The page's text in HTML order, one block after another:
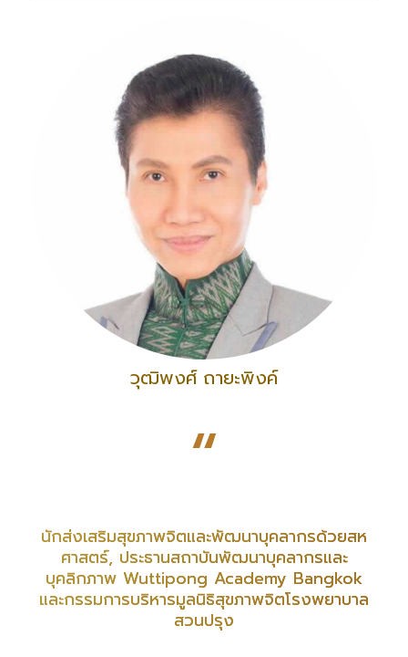
วุฒิพงศ์ ถายะพิงค์
“
นักส่งเสริมสุขภาพจิตและพัฒนาบุคลากรด้วยสห
ศาสตร์, ประธานสถาบันพัฒนาบุคลากรและ
บุคลิกภาพ Wuttipong Academy Bangkok
และกรรมการบริหารมูลนิธิสุขภาพจิตโรงพยาบาล
สวนปรุง